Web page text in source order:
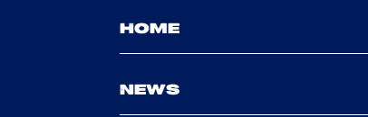
HOME
NEWS